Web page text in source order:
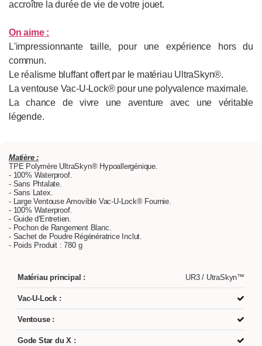
accroître la durée de vie de votre jouet.
On aime:
L'impressionnante taille, pour une expérience hors du
commun.
Le réalisme bluffant offert par le matériau UltraSkyn®.
La ventouse Vac-U-Lock® pour une polyvalence maximale.
La chance de vivre une aventure avec une véritable
légende.
Matière :
TPE Polymère UltraSkyn® Hypoallergénique.
- 100% Waterproof.
- Sans Phtalate.
- Sans Latex.
- Large Ventouse Amovible Vac-U-Lock® Fournie.
- 100% Waterproof.
- Guide d'Entretien.
- Pochon de Rangement Blanc.
- Sachet de Poudre Régénératrice Inclut.
- Poids Produit : 780 g
Matériau principal : UR3 / UtraSkyn™
Vac-U-Lock :
Ventouse :
Gode Star du X :